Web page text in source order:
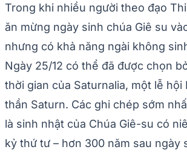
Trong khi nhiều người theo đạo
ăn mừng ngày sinh chúa Giê su
nhưng có khả năng ngài không
Ngày 25/12 có thể đã được chọn
thời gian của Saturnalia, một lễ hội
thần Saturn. Các ghi chép sớm
là sinh nhật của Chúa Giê-su có
kỷ thứ tư – hơn 300 năm sau ngày